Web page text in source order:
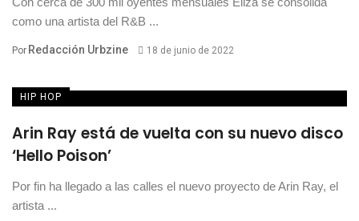
como una artista del R&B ...
Por Redacción Urbzine 18 de junio de 2022
HIP HOP
Arin Ray está de vuelta con su nuevo disco
‘Hello Poison’
Por fin ha llegado a las calles el nuevo proyecto de Arin Ray, el
artista ...